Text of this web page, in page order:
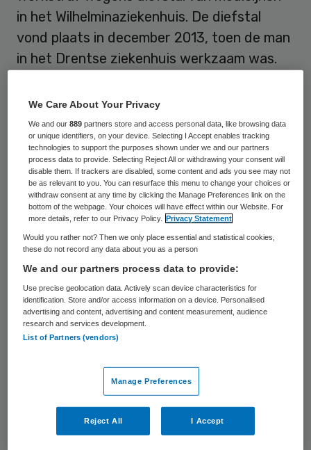
in het Wilhelminaziekenhuis. De diefstal
vond plaats in december 2013, toen de man
in het Drentse ziekenhuis werkzaam was.
makkelijk aan verdovende middelen komen,
meldtRTV Drenthe. De zaak kwam aan het
licht toen een apotheker in Ulvenhout in
Brabant vraagtekens zette bij recepten die
in Assen waren uitgeschreven. In het
ziekenhuis in Assen was juist een onderzoek
gaande naar het verschil in de
de Belgische anesthesist die plotseling
ontslag had genomen.
De arts bekende zijn daad meteen. Hij had
meegenomen. Hij was in België al eens
behandeld voor deze verslaving. In Assen
begon hij uit eenzaamheid opnieuw te
gebruiken. Ondanks de terugval werkt de
We Care About Your Privacy
We and our889 partners store and access personal data, like browsing data
or unique identifiers, on your device. Selecting I Accept enables tracking
technologies to support the purposes shown under we and our partners
process data to provide. Selecting Reject All or withdrawing your consent will
disable them. If trackers are disabled, some content and ads you see may not
be as relevant to you. You can resurface this menu to change your choices or
withdraw consent at any time by clicking the Manage Preferences link on the
bottom of the webpage. Your choices will have effect within our Website. For
more details, refer to our Privacy Policy.
Privacy Statement
Would you rather not? Then we only place essential and statistical cookies,
these do not record any data about you as a person
We and our partners process data to provide:
Use precise geolocation data. Actively scan device characteristics for
identification. Store and/or access information on a device. Personalised
advertising and content, advertising and content measurement, audience
research and services development.
List of Partners (vendors)
Manage Preferences
Reject All I Accept